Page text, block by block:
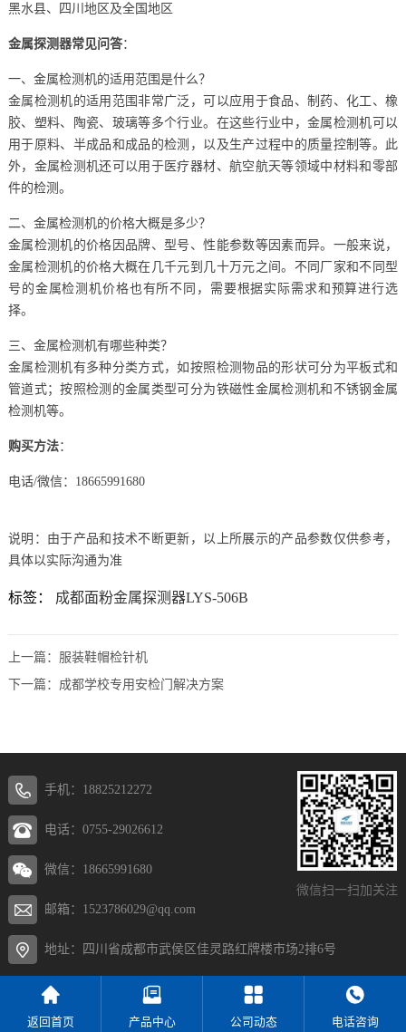
黑水县、四川地区及全国地区
金属探测器常见问答：
一、金属检测机的适用范围是什么？
金属检测机的适用范围非常广泛，可以应用于食品、制药、化工、橡
胶、塑料、陶瓷、玻璃等多个行业。在这些行业中，金属检测机可以
用于原料、半成品和成品的检测，以及生产过程中的质量控制等。此
外，金属检测机还可以用于医疗器材、航空航天等领域中材料和零部
件的检测。
二、金属检测机的价格大概是多少？
金属检测机的价格因品牌、型号、性能参数等因素而异。一般来说，
金属检测机的价格大概在几千元到几十万元之间。不同厂家和不同型
号的金属检测机价格也有所不同，需要根据实际需求和预算进行选
择。
三、金属检测机有哪些种类？
金属检测机有多种分类方式，如按照检测物品的形状可分为平板式和
管道式；按照检测的金属类型可分为铁磁性金属检测机和不锈钢金属
检测机等。
购买方法：
电话/微信：18665991680
说明：由于产品和技术不断更新，以上所展示的产品参数仅供参考，
具体以实际沟通为准
标签： 成都面粉金属探测器LYS-506B
上一篇： 服装鞋帽检针机
下一篇： 成都学校专用安检门解决方案
微信扫一扫加关注
手机：18825212272
电话：0755-29026612
微信：18665991680
邮箱：1523786029@qq.com
地址：四川省成都市武侯区佳灵路红牌楼市场2排6号
返回首页 产品中心 公司动态 电话咨询